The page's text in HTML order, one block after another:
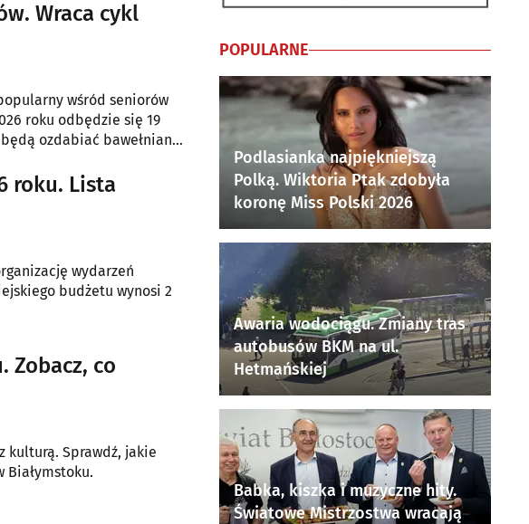
Wraca cykl
wśród seniorów
roku odbędzie się 19
ozdabiać bawełniany
roku. Lista
wydarzeń
budżetu wynosi 2
Zobacz, co
kulturą. Sprawdź, jakie
POPULARNE
Podlasianka najpiękniejszą
Polką. Wiktoria Ptak zdobyła
koronę Miss Polski 2026
Awaria wodociągu. Zmiany tras
autobusów BKM na ul.
Hetmańskiej
Babka, kiszka i muzyczne hity.
Światowe Mistrzostwa wracają